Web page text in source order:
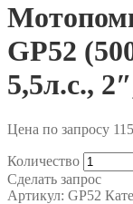
GP52
5,5л.с.,
Цена по запросу
Количество
Сделать запрос
Артикул: GP52